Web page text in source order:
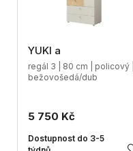
YUKI a
regál 3 | 80 cm | policový |
bežovošedá/dub
5 750 Kč
Dostupnost do 3-5